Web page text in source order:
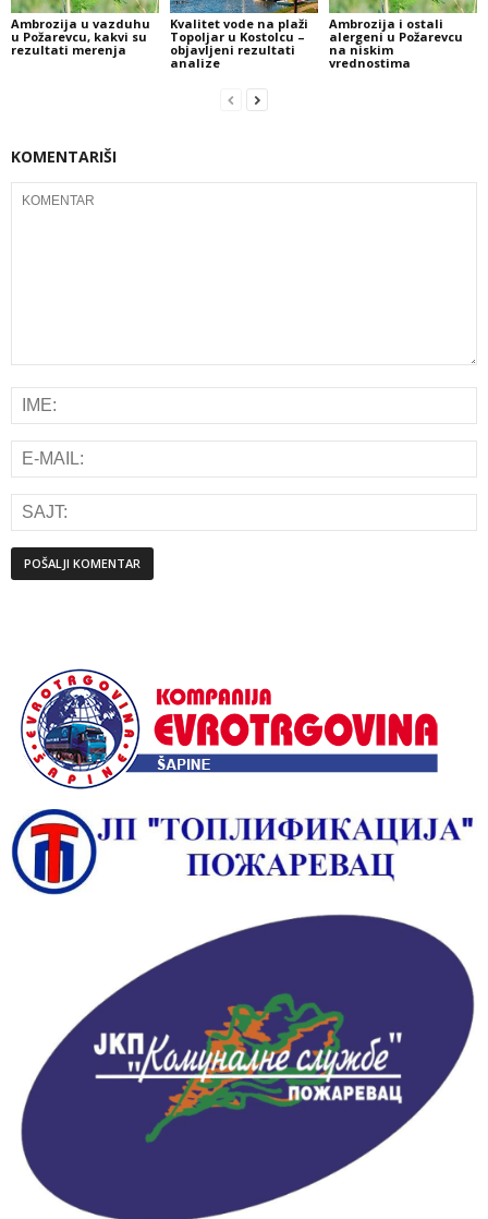
Ambrozija u vazduhu
u Požarevcu, kakvi su
rezultati merenja
Kvalitet vode na plaži
Topoljar u Kostolcu –
objavljeni rezultati
analize
Ambrozija i ostali
alergeni u Požarevcu
na niskim
vrednostima
KOMENTARIŠI